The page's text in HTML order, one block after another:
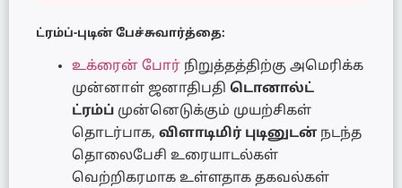
ட்ரம்ப்-புடின் பேச்சுவார்த்தை:
உக்ரைன் போர் நிறுத்தத்திற்கு அமெரிக்க
முன்னாள் ஜனாதிபதி டொனால்ட்
ட்ரம்ப் முன்னெடுக்கும் முயற்சிகள்
தொடர்பாக, விளாடிமிர் புடினுடன்நடந்த
தொலைபேசி உரையாடல்கள்
வெற்றிகரமாக உள்ளதாக தகவல்கள்